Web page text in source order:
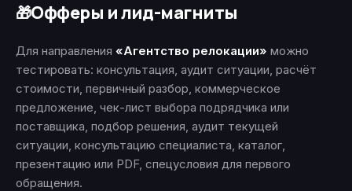
🎁Офферы и лид-магниты
Для направления «Агентство релокации» можно
тестировать: консультация, аудит ситуации, расчёт
стоимости, первичный разбор, коммерческое
предложение, чек-лист выбора подрядчика или
поставщика, подбор решения, аудит текущей
ситуации, консультацию специалиста, каталог,
презентацию или PDF, спецусловия для первого
обращения.